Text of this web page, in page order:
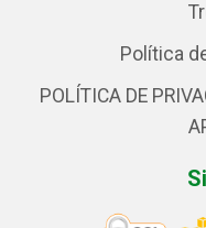
Política
POLÍTICA DE